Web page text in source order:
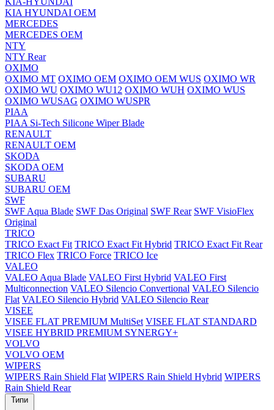
KIA HYUNDAI OEM
MERCEDES
MERCEDES OEM
NTY
NTY Rear
OXIMO
OXIMO MT OXIMO OEM OXIMO OEM WUS OXIMO WR
OXIMO WU OXIMO WU12 OXIMO WUH OXIMO WUS
OXIMO WUSAG OXIMO WUSPR
PIAA
PIAA Si-Tech Silicone Wiper Blade
RENAULT
RENAULT OEM
SKODA
SKODA OEM
SUBARU
SUBARU OEM
SWF
SWF Aqua Blade SWF Das Original SWF Rear SWF VisioFlex
Original
TRICO
TRICO Exact Fit TRICO Exact Fit Hybrid TRICO Exact Fit Rear
TRICO Flex TRICO Force TRICO Ice
VALEO
VALEO Aqua Blade VALEO First Hybrid VALEO First
Multiconnection VALEO Silencio Convertional VALEO Silencio
Flat VALEO Silencio Hybrid VALEO Silencio Rear
VISEE
VISEE FLAT PREMIUM MultiSet VISEE FLAT STANDARD
VISEE HYBRID PREMIUM SYNERGY+
VOLVO
VOLVO OEM
WIPERS
WIPERS Rain Shield Flat WIPERS Rain Shield Hybrid WIPERS
Rain Shield Rear
Типи